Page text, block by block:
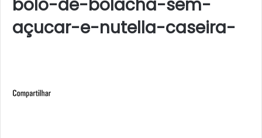
bolo-de-bolacha-sem-
açucar-e-nutella-caseira-